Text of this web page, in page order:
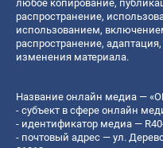
любое копирование,
распространение,
использованием,
распространение,
изменения материала.
Название онлайн медиа —
- субъект в сфере онлайн
- идентификатор медиа —
- почтовый адрес — ул.